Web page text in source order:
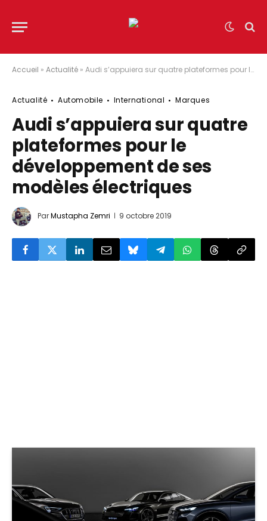
Accueil » Actualité » Audi s’appuiera sur quatre plateformes pour le développement de ses modèles électriques
Actualité Automobile International Marques
Audi s’appuiera sur quatre
plateformes pour le
développement de ses
modèles électriques
ParMustapha Zemri 9 octobre 2019